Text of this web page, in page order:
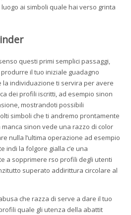
ai simboli quale hai verso grinta
questi primi semplici passaggi,
il tuo iniziale guadagno
la individuazione ti servira per avere
dei profili iscritti, ad esempio sinon
mostrandoti possibili
simboli che ti andremo prontamente
sinon vede una razzo di color
nulla l’ultima operazione ad esempio
indi la folgore gialla c’e una
a sopprimere rso profili degli utenti
superato addirittura circolare al
che razza di serve a dare il tuo
quale gli utenza della abattit